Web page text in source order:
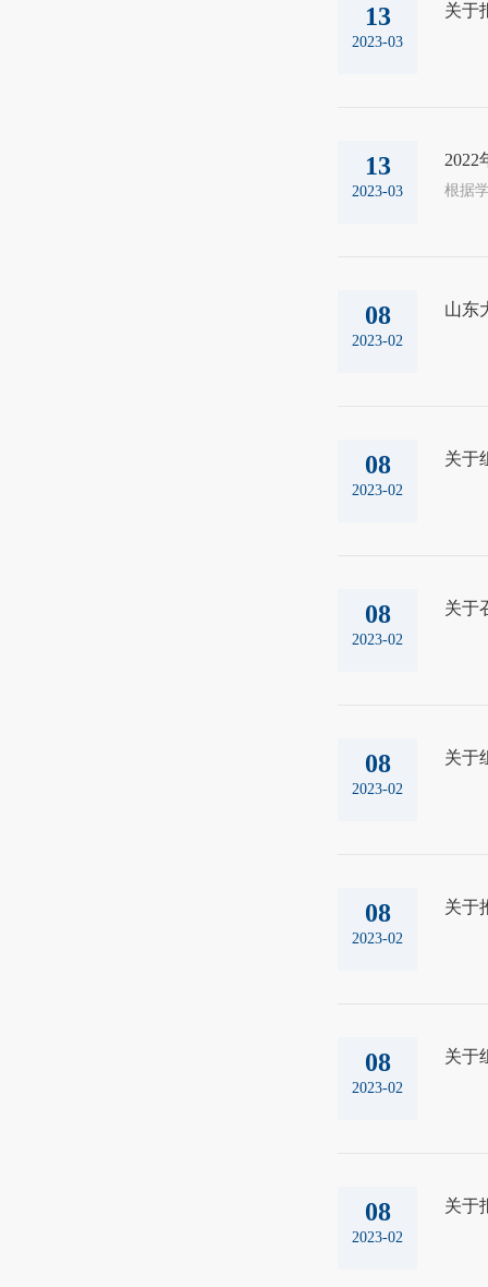
13
2023-03
关于
13
2023-03
2022
08
2023-02
山东
08
2023-02
关于
08
2023-02
关于
08
2023-02
关于
08
2023-02
关于
08
2023-02
关于
08
2023-02
关于